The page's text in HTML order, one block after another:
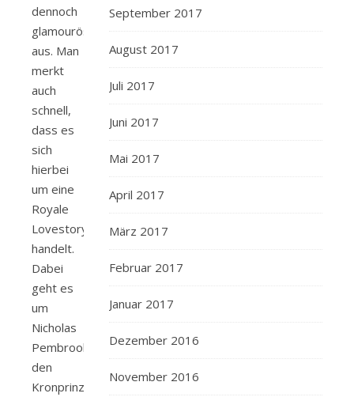
dennoch
glamourös
aus. Man
merkt
auch
schnell,
dass es
sich
hierbei
um eine
Royale
Lovestory
handelt.
Dabei
geht es
um
Nicholas
Pembrook,
den
Kronprinzen
September 2017
August 2017
Juli 2017
Juni 2017
Mai 2017
April 2017
März 2017
Februar 2017
Januar 2017
Dezember 2016
November 2016